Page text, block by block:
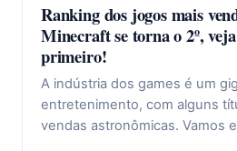
Ranking dos jogos mais
Minecraft se torna o 2º,
primeiro!
A indústria dos games é um
entretenimento, com alguns
vendas astronômicas. Vamos